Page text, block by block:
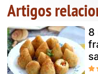
Artigos
8